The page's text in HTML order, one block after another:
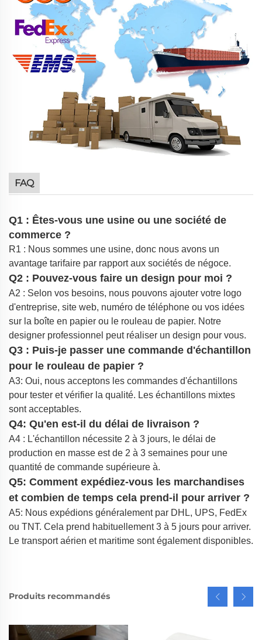
FAQ
Q1 : Êtes-vous une usine ou une société de
commerce ?
R1 : Nous sommes une usine, donc nous avons un
avantage tarifaire par rapport aux sociétés de négoce.
Q2 : Pouvez-vous faire un design pour moi ?
A2 : Selon vos besoins, nous pouvons ajouter votre logo
d'entreprise, site web, numéro de téléphone ou vos idées
sur la boîte en papier ou le rouleau de papier. Notre
designer professionnel peut réaliser un design pour vous.
Q3 : Puis-je passer une commande d'échantillon
pour le rouleau de papier ?
A3: Oui, nous acceptons les commandes d'échantillons
pour tester et vérifier la qualité. Les échantillons mixtes
sont acceptables.
Q4: Qu'en est-il du délai de livraison ?
A4 : L'échantillon nécessite 2 à 3 jours, le délai de
production en masse est de 2 à 3 semaines pour une
quantité de commande supérieure à.
Q5: Comment expédiez-vous les marchandises
et combien de temps cela prend-il pour arriver ?
A5: Nous expédions généralement par DHL, UPS, FedEx
ou TNT. Cela prend habituellement 3 à 5 jours pour arriver.
Le transport aérien et maritime sont également disponibles.
Produits recommandés